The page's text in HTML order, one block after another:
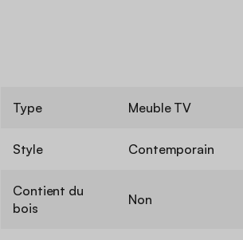
Type Meuble TV
Style Contemporain
Contient du
bois
Non